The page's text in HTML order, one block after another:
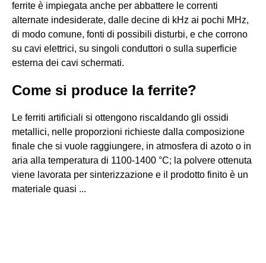
ferrite è impiegata anche per abbattere le correnti
alternate indesiderate, dalle decine di kHz ai pochi MHz,
di modo comune, fonti di possibili disturbi, e che corrono
su cavi elettrici, su singoli conduttori o sulla superficie
esterna dei cavi schermati.
Come si produce la ferrite?
Le ferriti artificiali si ottengono riscaldando gli ossidi
metallici, nelle proporzioni richieste dalla composizione
finale che si vuole raggiungere, in atmosfera di azoto o in
aria alla temperatura di 1100-1400 °C; la polvere ottenuta
viene lavorata per sinterizzazione e il prodotto finito è un
materiale quasi ...